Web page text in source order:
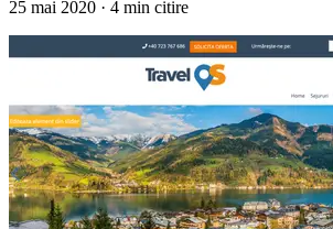
25 mai 2020 · 4 min citire